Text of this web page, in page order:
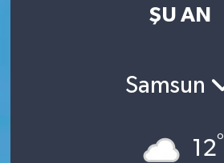
ŞU AN
Samsun
12°
Son Dakika Haberleri